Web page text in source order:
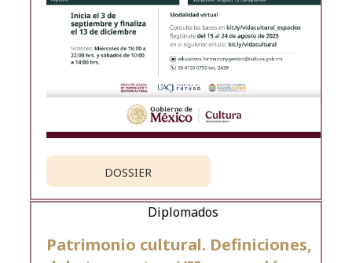
DOSSIER
Patrimonio cultural. Definiciones,
Diplomados